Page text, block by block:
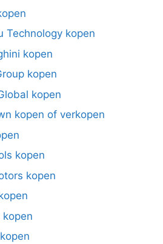
Technology kopen
kopen
kopen
kopen
kopen of verkopen
kopen
kopen